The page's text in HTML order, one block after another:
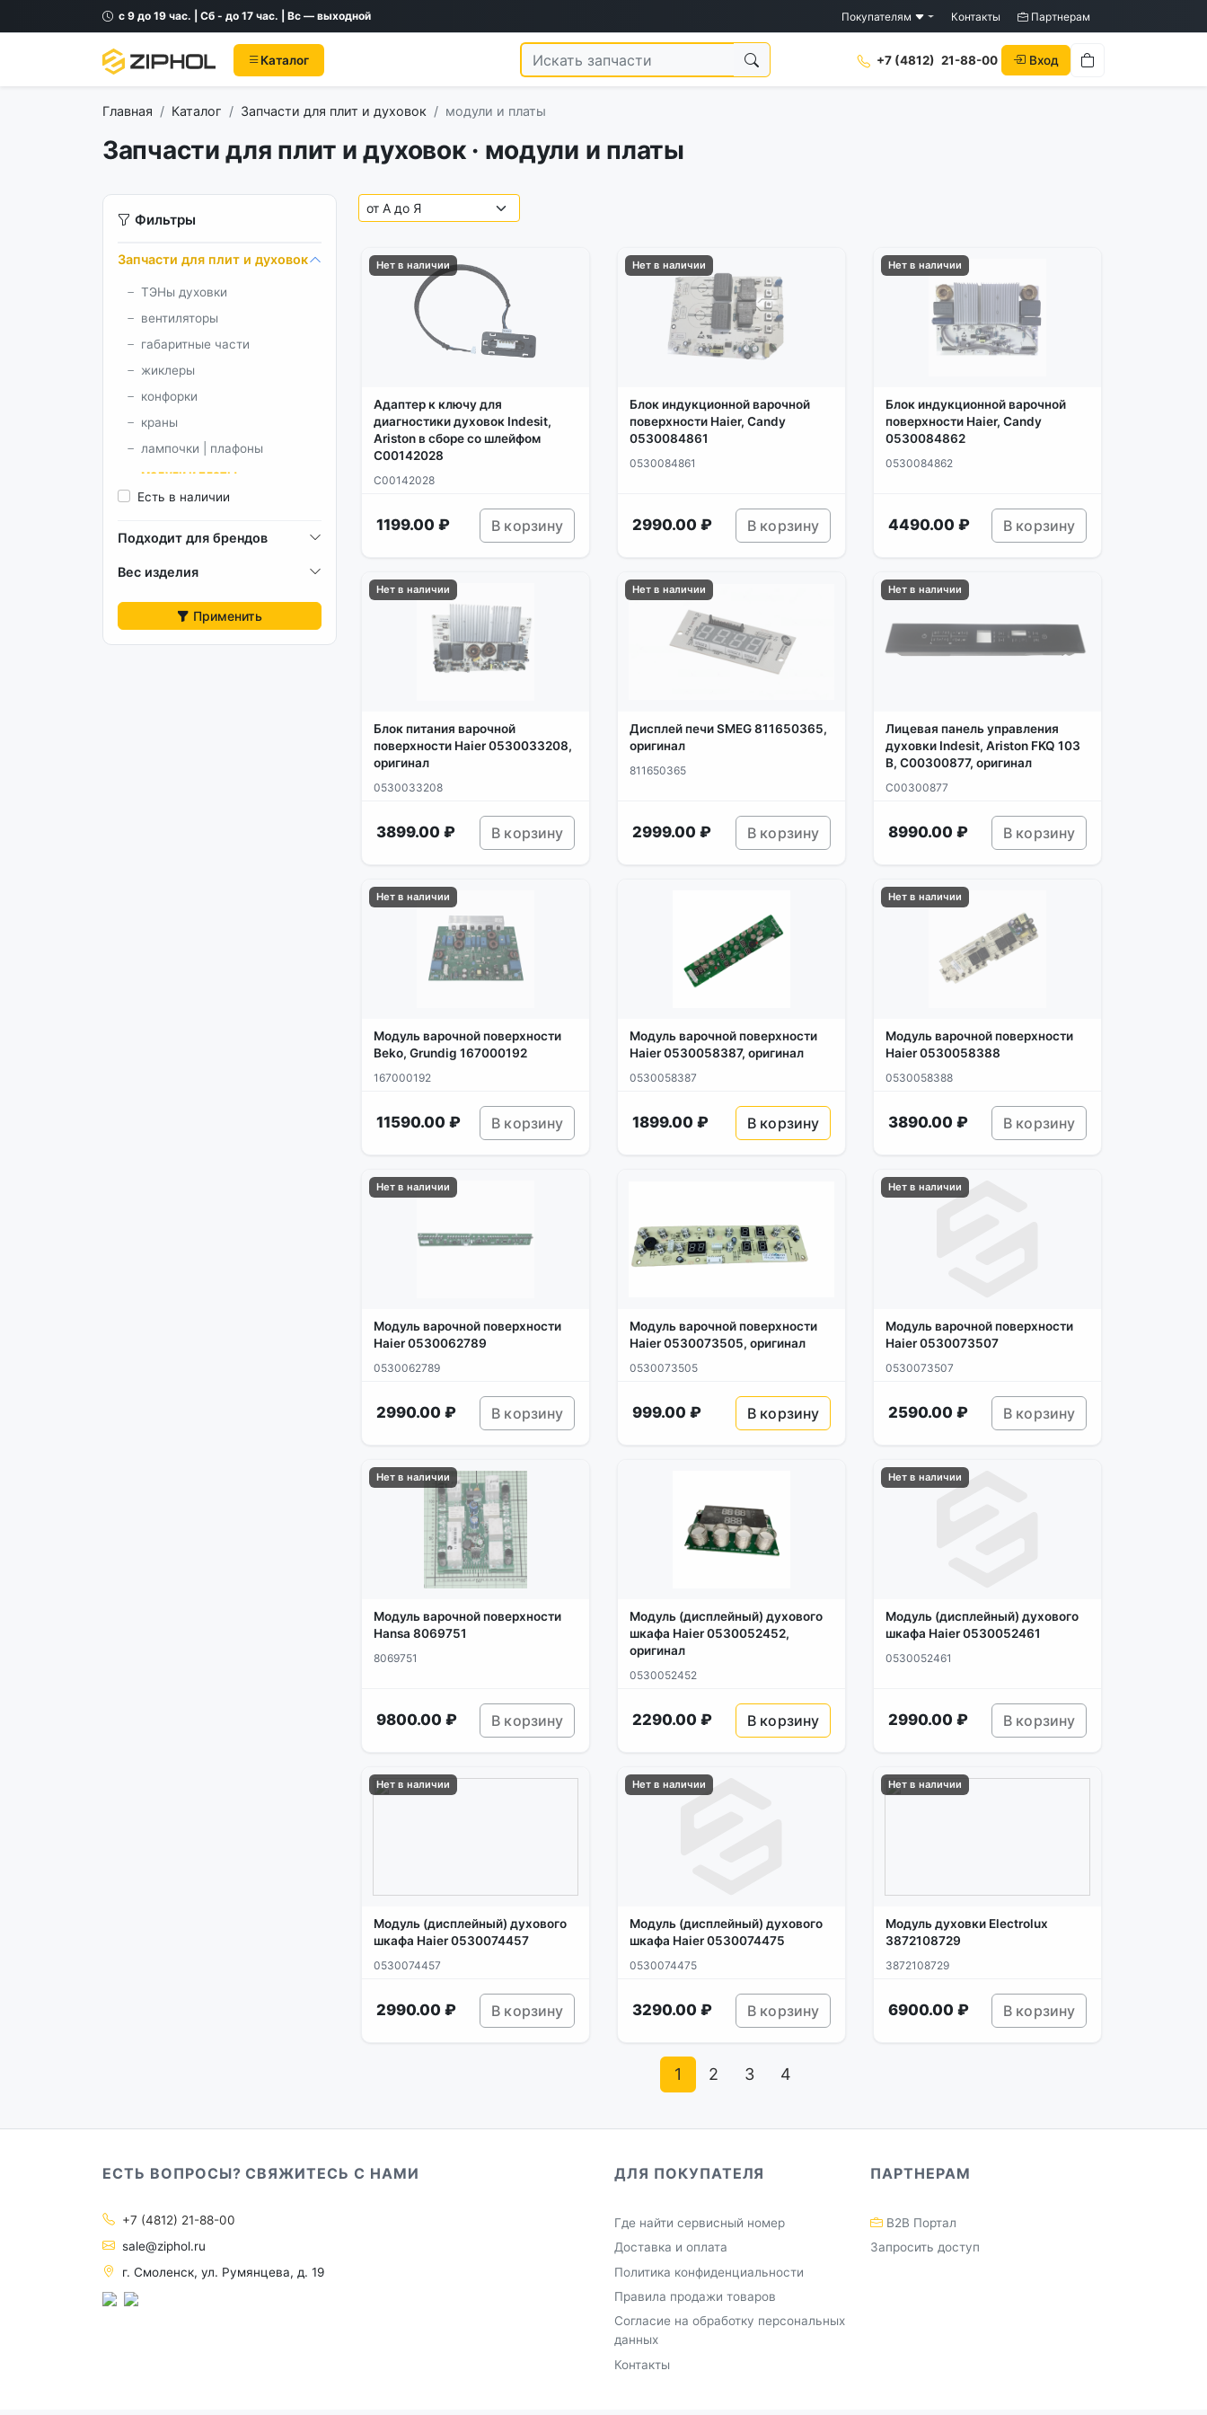
с 9 до 19 час. | Сб - до 17 час. | Вс — выходной Покупателям Контакты Партнерам
Каталог +7 (4812) 21-88-00 Вход
Главная Каталог Запчасти для плит и духовок модули и платы
Запчасти для плит и духовок · модули и платы
Фильтры
Запчасти для плит и духовок
ТЭНы духовки
вентиляторы
габаритные части
жиклеры
конфорки
краны
лампочки | плафоны
модули и платы
ножки
разное
рассекатели горелок |
Есть в наличии
Подходит для брендов
Вес изделия
Применить
Нет в наличии
Адаптер к ключу для
диагностики духовок Indesit,
Ariston в сборе со шлейфом
C00142028
C00142028
1199.00 ₽ В корзину
Нет в наличии
Блок индукционной варочной
поверхности Haier, Candy
0530084861
0530084861
2990.00 ₽ В корзину
Нет в наличии
Блок индукционной варочной
поверхности Haier, Candy
0530084862
0530084862
4490.00 ₽ В корзину
Нет в наличии
Блок питания варочной
поверхности Haier 0530033208,
оригинал
0530033208
3899.00 ₽ В корзину
Нет в наличии
Дисплей печи SMEG 811650365,
оригинал
811650365
2999.00 ₽ В корзину
Нет в наличии
Лицевая панель управления
духовки Indesit, Ariston FKQ 103
B, C00300877, оригинал
C00300877
8990.00 ₽ В корзину
Нет в наличии
Модуль варочной поверхности
Beko, Grundig 167000192
167000192
11590.00 ₽ В корзину
Модуль варочной поверхности
Haier 0530058387, оригинал
0530058387
1899.00 ₽ В корзину
Нет в наличии
Модуль варочной поверхности
Haier 0530058388
0530058388
3890.00 ₽ В корзину
Нет в наличии
Модуль варочной поверхности
Haier 0530062789
0530062789
2990.00 ₽ В корзину
Модуль варочной поверхности
Haier 0530073505, оригинал
0530073505
999.00 ₽ В корзину
Нет в наличии
Модуль варочной поверхности
Haier 0530073507
0530073507
2590.00 ₽ В корзину
Нет в наличии
Модуль варочной поверхности
Hansa 8069751
8069751
9800.00 ₽ В корзину
Модуль (дисплейный) духового
шкафа Haier 0530052452,
оригинал
0530052452
2290.00 ₽ В корзину
Нет в наличии
Модуль (дисплейный) духового
шкафа Haier 0530052461
0530052461
2990.00 ₽ В корзину
Нет в наличии
Модуль (дисплейный) духового
шкафа Haier 0530074457
0530074457
2990.00 ₽ В корзину
Нет в наличии
Модуль (дисплейный) духового
шкафа Haier 0530074475
0530074475
3290.00 ₽ В корзину
Нет в наличии
Модуль духовки Electrolux
3872108729
3872108729
6900.00 ₽ В корзину
1 2 3 4
ЕСТЬ ВОПРОСЫ? СВЯЖИТЕСЬ С НАМИ
+7 (4812) 21-88-00
sale@ziphol.ru
г. Смоленск, ул. Румянцева, д. 19
ДЛЯ ПОКУПАТЕЛЯ
Где найти сервисный номер
Доставка и оплата
Политика конфиденциальности
Правила продажи товаров
Согласие на обработку персональных
данных
Контакты
ПАРТНЕРАМ
B2B Портал
Запросить доступ